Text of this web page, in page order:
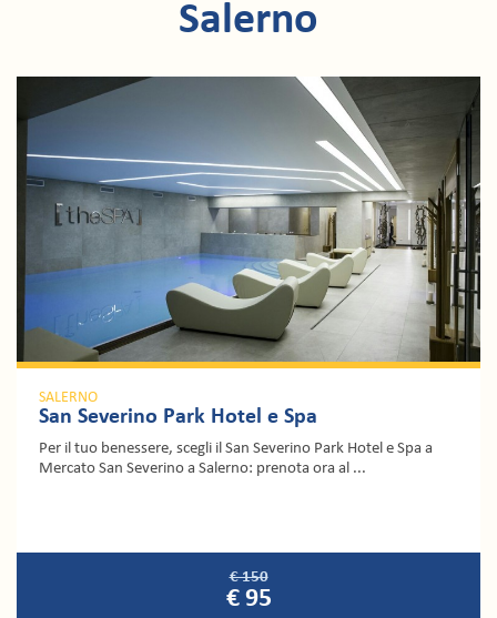
Salerno
SALERNO
San Severino Park Hotel e Spa
Per il tuo benessere, scegli il San Severino Park Hotel e Spa a
Mercato San Severino a Salerno: prenota ora al ...
€ 150
€ 95